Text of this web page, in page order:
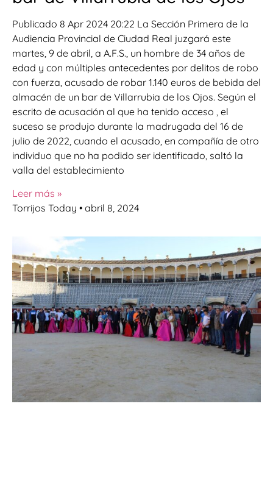
Publicado 8 Apr 2024 20:22 La Sección Primera de la
Audiencia Provincial de Ciudad Real juzgará este
martes, 9 de abril, a A.F.S., un hombre de 34 años de
edad y con múltiples antecedentes por delitos de robo
con fuerza, acusado de robar 1.140 euros de bebida del
almacén de un bar de Villarrubia de los Ojos. Según el
escrito de acusación al que ha tenido acceso , el
suceso se produjo durante la madrugada del 16 de
julio de 2022, cuando el acusado, en compañía de otro
individuo que no ha podido ser identificado, saltó la
valla del establecimiento
Leer más »
Torrijos Today
abril 8, 2024